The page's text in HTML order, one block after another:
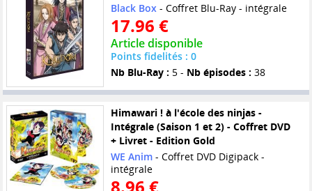
Black Box - Coffret Blu-Ray - intégrale
17.96 €
Article disponible
Points fidelités : 0
Nb Blu-Ray : 5 - Nb épisodes : 38
Himawari ! à l'école des ninjas -
Intégrale (Saison 1 et 2) - Coffret DVD
+ Livret - Edition Gold
WE Anim- Coffret DVD Digipack -
intégrale
8.96 €